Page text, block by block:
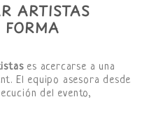
ARTISTAS
es acercarse a una
El equipo asesora desde
del evento,